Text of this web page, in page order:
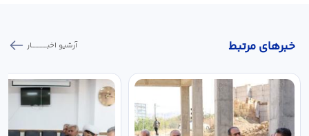
خبر‌های مرتبط آرشیو اخبـــــــــــار